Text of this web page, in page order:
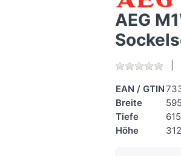
AEG
EAN / GTIN
Breite
Tiefe
Höhe